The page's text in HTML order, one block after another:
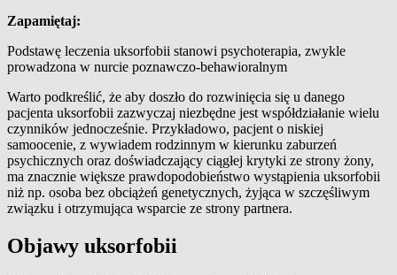
Zapamiętaj:
Podstawę leczenia uksorfobii stanowi psychoterapia, zwykle
prowadzona w nurcie poznawczo-behawioralnym
Warto podkreślić, że aby doszło do rozwinięcia się u danego
pacjenta uksorfobii zazwyczaj niezbędne jest współdziałanie wielu
czynników jednocześnie. Przykładowo, pacjent o niskiej
samoocenie, z wywiadem rodzinnym w kierunku zaburzeń
psychicznych oraz doświadczający ciągłej krytyki ze strony żony,
ma znacznie większe prawdopodobieństwo wystąpienia uksorfobii
niż np. osoba bez obciążeń genetycznych, żyjąca w szczęśliwym
związku i otrzymująca wsparcie ze strony partnera.
Objawy uksorfobii